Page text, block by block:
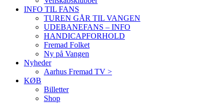
INFO TIL FANS
TUREN GÅR TIL VANGEN
UDEBANEFANS – INFO
HANDICAPFORHOLD
Fremad Folket
Ny på Vangen
Nyheder
Aarhus Fremad TV >
KØB
Billetter
Shop